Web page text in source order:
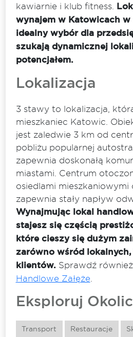
kawiarnie i klub fitness.
wynajem w Katowicach
idealny wybór dla
szukają dynamicznej
potencjałem.
Lokalizacja
3 stawy to lokalizacja,
mieszkaniec Katowic.
jest zaledwie 3 km od
pobliżu popularnej
zapewnia doskonałą
miastami. Centrum
osiedlami mieszkaniowymi
zapewnia stały napływ
Wynajmując lokal
stajesz się częścią
które cieszy się dużym
zarówno wśród
klientów.Sprawdź również
Handlowe Załęże
Eksploruj
Transport Restauracje